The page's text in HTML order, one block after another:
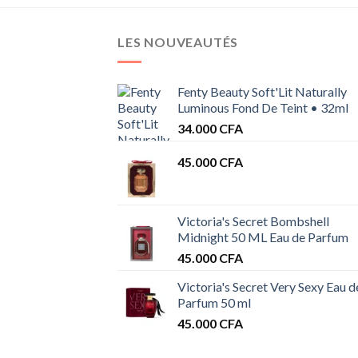
LES NOUVEAUTÉS
Fenty Beauty Soft'Lit Naturally
Luminous Fond De Teint • 32ml
34.000 CFA
45.000 CFA
Victoria's Secret Bombshell
Midnight 50 ML Eau de Parfum
45.000 CFA
Victoria's Secret Very Sexy Eau
Parfum 50 ml
45.000 CFA